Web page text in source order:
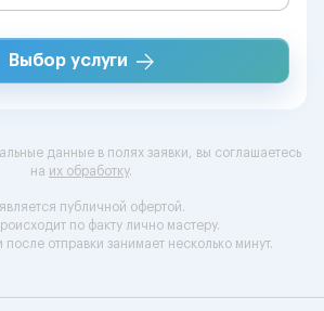
Выбор услуги
данные в полях заявки, вы соглашаетесь
на их обработку.
публичной офертой.
по факту лично мастеру.
после отправки занимает несколько минут.